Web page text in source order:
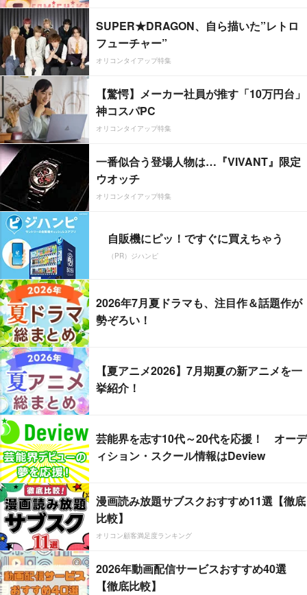
SUPER★DRAGON、自ら描いた”レトロ
フューチャー”
オリコンタイアップ特集
【驚愕】メーカー社員が推す「10万円台」
神コスパPC
オリコンタイアップ特集
一番似合う登場人物は…『VIVANT』限定
ウオッチ
オリコンタイアップ特集
自販機にピッ！ですぐに買えちゃう
（PR）ジハンピ
2026年7月夏ドラマも、注目作＆話題作が
勢ぞろい！
【夏アニメ2026】7月期夏の新アニメを一
挙紹介！
芸能界を志す10代～20代を応援！ オーデ
ィション・スクール情報はDeview
漫画読み放題サブスクおすすめ11選【徹底
比較】
オリコン顧客満足度ランキング
2026年動画配信サービスおすすめ40選
【徹底比較】